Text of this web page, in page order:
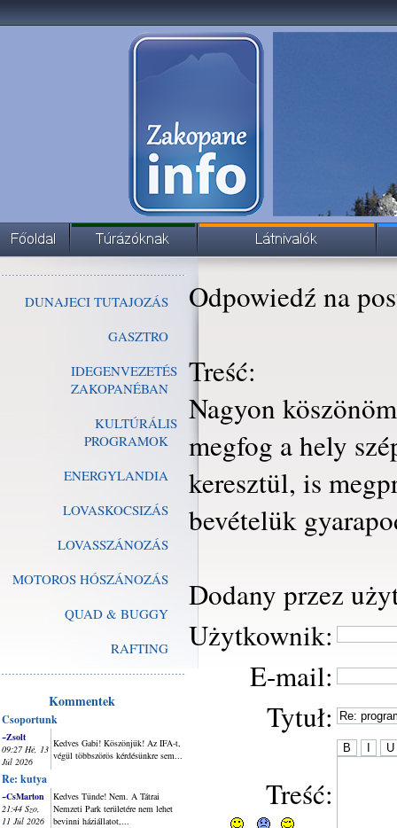
DUNAJECI TUTAJOZÁS
GASZTRO
IDEGENVEZETÉS
ZAKOPANÉBAN
KULTÚRÁLIS
PROGRAMOK
ENERGYLANDIA
LOVASKOCSIZÁS
LOVASSZÁNOZÁS
MOTOROS HÓSZÁNOZÁS
QUAD & BUGGY
RAFTING
Kommentek
Csoportunk
~Zsolt
09:27 Hé, 13
Júl 2026
Kedves Gabi! Köszönjük! Az IFA-t,
végül többszörös kérdésünkre sem...
Re: kutya
~CsMarton
21:44 Szo,
11 Júl 2026
Kedves Tünde! Nem. A Tátrai
Nemzeti Park területére nem lehet
bevinni háziállatot,...
Odpowiedź na
Treść:
Nagyon
megfog a hely
keresztül, is
bevételük
Dodany przez
Użytkownik:
E-mail:
Tytuł:
Treść: